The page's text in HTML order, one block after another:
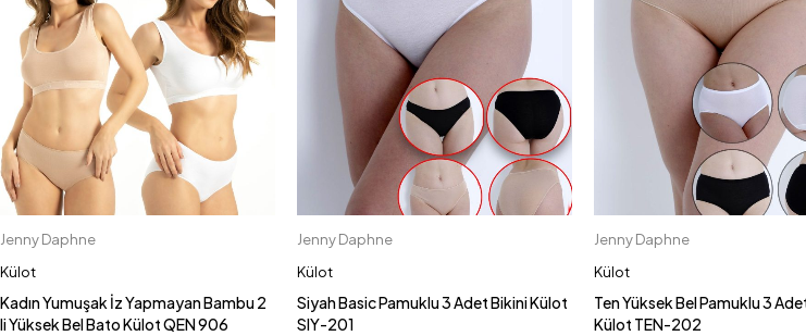
Jenny Daphne
Külot
Kadın Yumuşak İz Yapmayan Bambu 2
li Yüksek Bel Bato Külot QEN 906
Jenny Daphne
Külot
Siyah Basic Pamuklu 3 Adet Bikini Külot
SIY-201
L
Jenny Daphne
Külot
Ten Yüksek Bel Pamuklu 3
Külot TEN-202